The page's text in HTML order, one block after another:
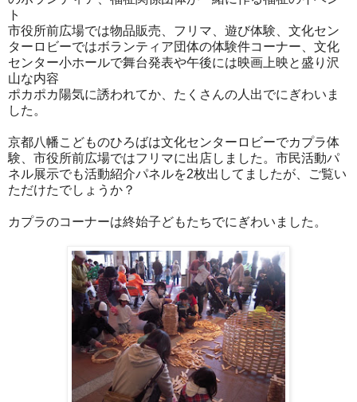
ト
市役所前広場では物品販売、フリマ、遊び体験、文化セン
ターロビーではボランティア団体の体験件コーナー、文化
センター小ホールで舞台発表や午後には映画上映と盛り沢
山な内容
ポカポカ陽気に誘われてか、たくさんの人出でにぎわいま
した。
京都八幡こどものひろばは文化センターロビーでカプラ体
験、市役所前広場ではフリマに出店しました。市民活動パ
ネル展示でも活動紹介パネルを2枚出してましたが、ご覧い
ただけたでしょうか？
カプラのコーナーは終始子どもたちでにぎわいました。